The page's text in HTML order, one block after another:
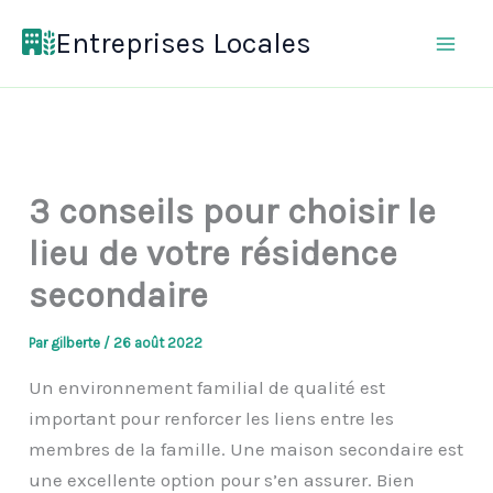
Entreprises Locales
3 conseils pour choisir le
lieu de votre résidence
secondaire
Par gilberte /26 août 2022
Un environnement familial de qualité est
important pour renforcer les liens entre les
membres de la famille. Une maison secondaire est
une excellente option pour s’en assurer. Bien